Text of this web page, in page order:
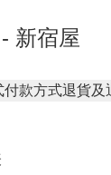
新宿屋
付款方式退貨及